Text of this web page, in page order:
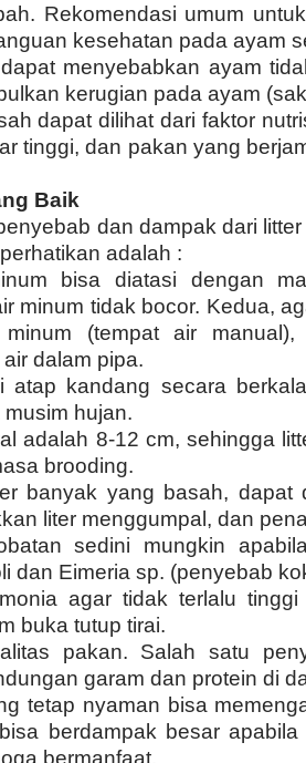
Rekomendasi umum
kesehatan pada ayam
menyebabkan ayam
kerugian pada ayam
dapat dilihat dari faktor
tinggi, dan pakan yang
Baik
dan dampak dari
adalah :
bisa diatasi dengan
minum tidak bocor. Kedua,
(tempat air manual),
dalam pipa.
atap kandang secara
hujan.
adalah 8-12 cm, sehingga
brooding.
banyak yang basah, dapat
liter menggumpal, dan
sedini mungkin
dan Eimeria sp. (penyebab
agar tidak terlalu
buka tutup tirai.
pakan. Salah satu
garam dan protein di
tetap nyaman bisa
berdampak besar
bermanfaat.